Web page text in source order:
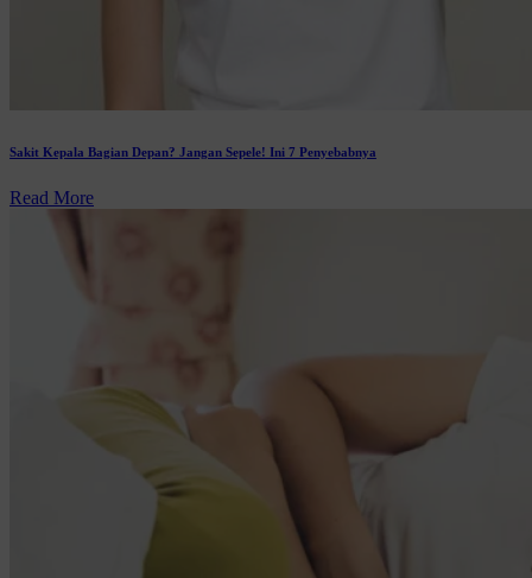
Sakit Kepala Bagian Depan? Jangan Sepele! Ini 7 Penyebabnya
Read More